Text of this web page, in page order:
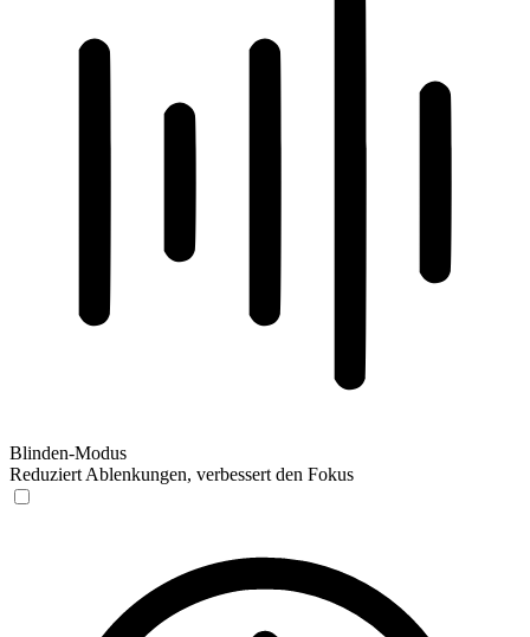
Blinden-Modus
Reduziert Ablenkungen, verbessert den Fokus